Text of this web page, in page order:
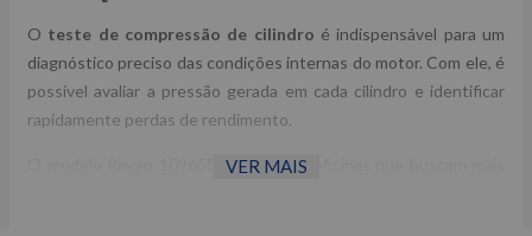
O teste de compressão de cilindro é indispensável para um
diagnóstico preciso das condições internas do motor. Com ele, é
possível avaliar a pressão gerada em cada cilindro e identificar
rapidamente perdas de rendimento.
O modelo Raven 109658 é ideal para oficinas que buscam mais
VER MAIS